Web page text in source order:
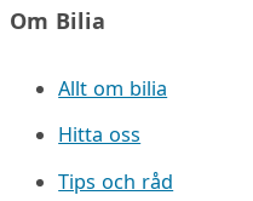
Om Bilia
Allt om bilia
Hitta oss
Tips och råd